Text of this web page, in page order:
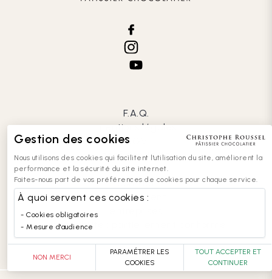
F.A.Q.
mentions légales
CGV
confidentialité
cookies
contact
recrutement
accessibilité : partiellement conforme
Gestion des cookies
Nous utilisons des cookies qui facilitent l'utilisation du site, améliorent la
performance et la sécurité du site internet.
Faites-nous part de vos préférences de cookies pour chaque service.
À quoi servent ces cookies :
Cookies obligatoires
Mesure d'audience
NON MERCI
PARAMÉTRER LES
COOKIES
TOUT ACCEPTER ET
CONTINUER